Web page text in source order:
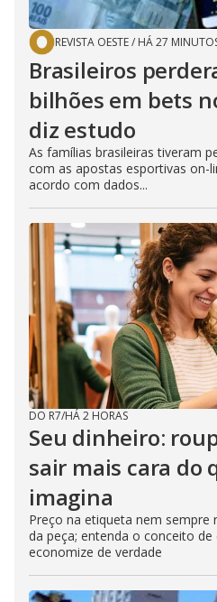
REVISTA OESTE/ HÁ 27
Brasileiros
bilhões em bets
diz estudo
As famílias brasileiras tiveram
com as apostas esportivas on-
acordo com dados...
DO R7/HÁ 2 HORAS
Seu dinheiro:
sair mais cara do
imagina
Preço na etiqueta nem sempre
da peça; entenda o conceito
economize de verdade